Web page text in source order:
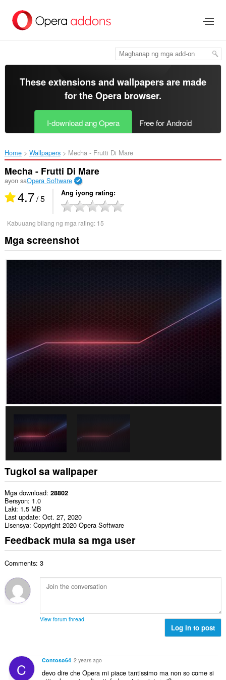
pangunahing
These extensions and wallpapers are made
for theOpera browser.
I-download ang Opera Free for Android
Home Wallpapers Mecha - Frutti Di Mare‎
Mecha - Frutti Di Mare
ayon saOpera Software
4.7/ 5 Ang iyong rating
Kabuuang bilang ng mga rating: 15
Mga screenshot
Tugkol sa wallpaper
Mga download 28802
Bersyon 1.0
Laki 1.5 MB
Last update Oct. 27, 2020
Lisensya Copyright 2020 Opera Software
Feedback mula sa mga user
Comments: 3
View forum thread
Log in to post
C Contoso64 2 years ago
devo dire che Opera mi piace tantissimo ma non so come si